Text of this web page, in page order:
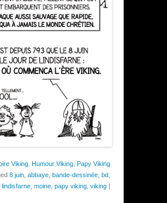
Viking Humour Viking Papy Viking
8 juin abbaye bande-dessinée bd
lindisfarne moine papy viking viking |